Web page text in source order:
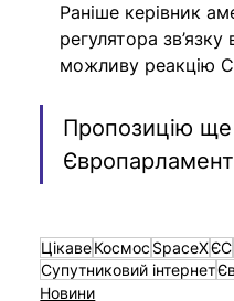
Раніше керівник
регулятора
можливу реакцію
Пропозицію
ЦікавеКосмос SpaceXЄС
Супутниковий інтернет
Новини